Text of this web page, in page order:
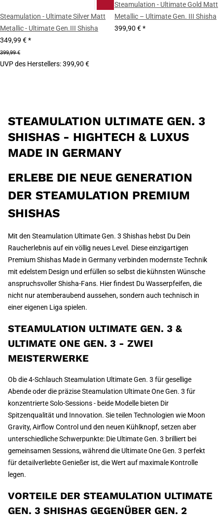
Steamulation - Ultimate Silver Matt
Metallic - Ultimate Gen.III Shisha
349,99 €*
399,99 €
UVP des Herstellers:399,90 €
Steamulation - Ultimate Gold Matt
Metallic – Ultimate Gen. III Shisha
399,90 €*
STEAMULATION ULTIMATE GEN. 3
SHISHAS - HIGHTECH & LUXUS
MADE IN GERMANY
ERLEBE DIE NEUE GENERATION
DER STEAMULATION PREMIUM
SHISHAS
Mit den Steamulation Ultimate Gen. 3 Shishas hebst Du Dein
Raucherlebnis auf ein völlig neues Level. Diese einzigartigen
Premium Shishas Made in Germany verbinden modernste Technik
mit edelstem Design und erfüllen so selbst die kühnsten Wünsche
anspruchsvoller Shisha-Fans. Hier findest Du Wasserpfeifen, die
nicht nur atemberaubend aussehen, sondern auch technisch in
einer eigenen Liga spielen.
STEAMULATION ULTIMATE GEN. 3 &
ULTIMATE ONE GEN. 3 - ZWEI
MEISTERWERKE
Ob die 4-Schlauch Steamulation Ultimate Gen. 3 für gesellige
Abende oder die präzise Steamulation Ultimate One Gen. 3 für
konzentrierte Solo-Sessions - beide Modelle bieten Dir
Spitzenqualität und Innovation. Sie teilen Technologien wie Moon
Gravity, Airflow Control und den neuen Kühlknopf, setzen aber
unterschiedliche Schwerpunkte: Die Ultimate Gen. 3 brilliert bei
gemeinsamen Sessions, während die Ultimate One Gen. 3 perfekt
für detailverliebte Genießer ist, die Wert auf maximale Kontrolle
legen.
VORTEILE DER STEAMULATION ULTIMATE
GEN. 3 SHISHAS GEGENÜBER GEN. 2